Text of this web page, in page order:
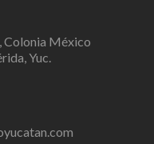
Colonia México
Yuc.